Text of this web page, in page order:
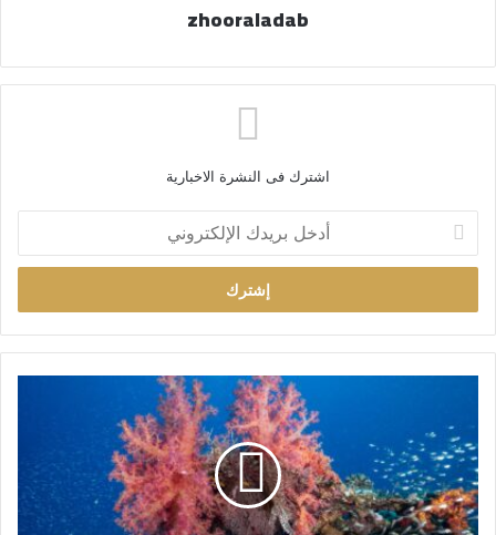
zhooraladab
اشترك فى النشرة الاخبارية
خ
ب
ر
ل
إ
ل
ك